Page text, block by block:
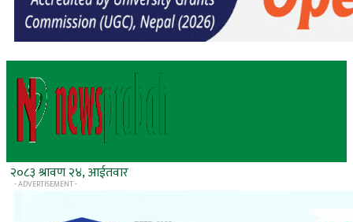
२०८३ श्रावण २४, आईतवार
- ADVERTISEMENT -